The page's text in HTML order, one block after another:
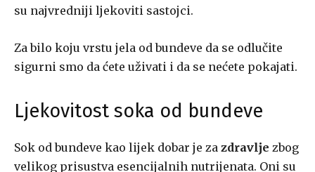
su najvredniji ljekoviti sastojci.
Za bilo koju vrstu jela od bundeve da se odlučite
sigurni smo da ćete uživati i da se nećete pokajati.
Ljekovitost soka od bundeve
Sok od bundeve kao lijek dobar je za zdravlje zbog
velikog prisustva esencijalnih nutrijenata. Oni su